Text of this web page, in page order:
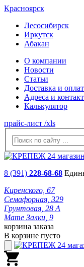
Красноярск
Лесосибирск
Иркутск
Абакан
О компании
Новости
Статьи
Доставка и
Адреса и
Калькулятор
прайс-лист /xls
8 (391) 228-68-68
Киренского, 67
Семафорная, 329
Грунтовая, 28 А
Мате Залки, 9
корзина заказа
В корзине пусто